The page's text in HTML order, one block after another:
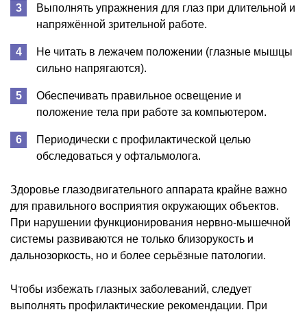
Выполнять упражнения для глаз при длительной и
напряжённой зрительной работе.
Не читать в лежачем положении (глазные мышцы
сильно напрягаются).
Обеспечивать правильное освещение и
положение тела при работе за компьютером.
Периодически с профилактической целью
обследоваться у офтальмолога.
Здоровье глазодвигательного аппарата крайне важно
для правильного восприятия окружающих объектов.
При нарушении функционирования нервно-мышечной
системы развиваются не только близорукость и
дальнозоркость, но и более серьёзные патологии.
Чтобы избежать глазных заболеваний, следует
выполнять профилактические рекомендации. При